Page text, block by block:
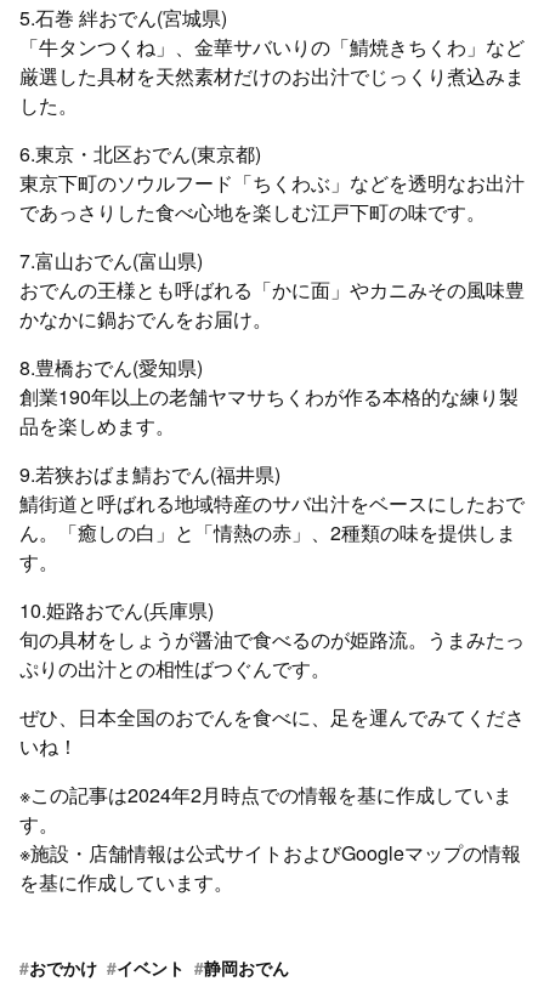
5.石巻 絆おでん(宮城県)
「牛タンつくね」、金華サバいりの「鯖焼きちくわ」など
厳選した具材を天然素材だけのお出汁でじっくり煮込みま
した。
6.東京・北区おでん(東京都)
東京下町のソウルフード「ちくわぶ」などを透明なお出汁
であっさりした食べ心地を楽しむ江戸下町の味です。
7.富山おでん(富山県)
おでんの王様とも呼ばれる「かに面」やカニみその風味豊
かなかに鍋おでんをお届け。
8.豊橋おでん(愛知県)
創業190年以上の老舗ヤマサちくわが作る本格的な練り製
品を楽しめます。
9.若狭おばま鯖おでん(福井県)
鯖街道と呼ばれる地域特産のサバ出汁をベースにしたおで
ん。「癒しの白」と「情熱の赤」、2種類の味を提供しま
す。
10.姫路おでん(兵庫県)
旬の具材をしょうが醤油で食べるのが姫路流。うまみたっ
ぷりの出汁との相性ばつぐんです。
ぜひ、日本全国のおでんを食べに、足を運んでみてくださ
いね！
※この記事は2024年2月時点での情報を基に作成していま
す。
※施設・店舗情報は公式サイトおよびGoogleマップの情報
を基に作成しています。
#おでかけ #イベント #静岡おでん